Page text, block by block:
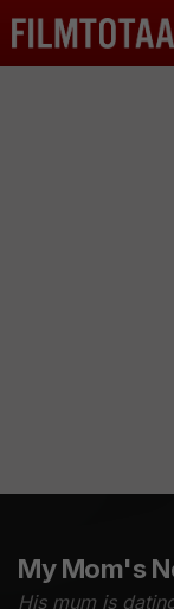
My Mom's
His mum is